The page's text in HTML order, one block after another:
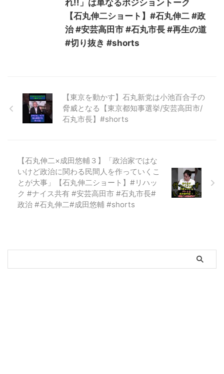
れ!!」は単なるポジショントーク
【石丸伸二ショート】#石丸伸二 #政
治 #安芸高田市 #石丸市長 #再生の道
#切り抜き #shorts
【東京を動かす】石丸新党は小池百合子の
脅威となる【東京都知事選挙/安芸高田市/
石丸市長】#shorts
【石丸伸二×成田悠輔３】「政治家ではな
いけど政治に関わる民間人を作っていくこ
とが大事」【石丸伸二ショート】#リハッ
ク #ナイス共有 #安芸高田市 #石丸市長#
政治 #石丸伸二#成田悠輔 #shorts